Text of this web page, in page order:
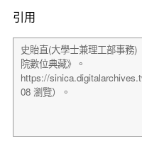
引用